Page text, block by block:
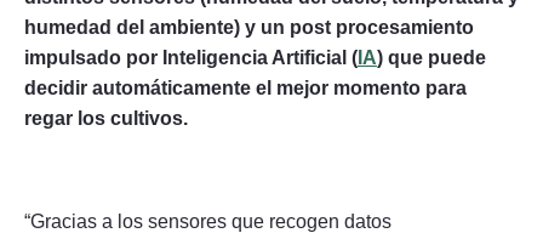
humedad del ambiente) y un post procesamiento
impulsado por Inteligencia Artificial ( IA) que puede
decidir automáticamente el mejor momento para
regar los cultivos.
“Gracias a los sensores que recogen datos